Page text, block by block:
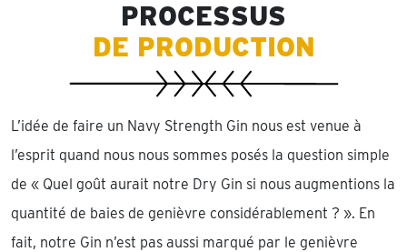
PROCESSUS
DE PRODUCTION
L’idée de faire un Navy Strength Gin nous est venue à
l’esprit quand nous nous sommes posés la question simple
de « Quel goût aurait notre Dry Gin si nous augmentions la
quantité de baies de genièvre considérablement ? ». En
fait, notre Gin n’est pas aussi marqué par le genièvre